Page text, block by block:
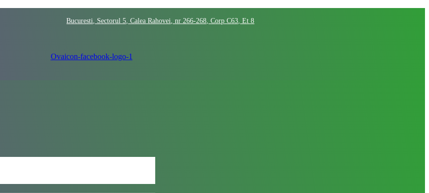
Bucuresti, Sectorul 5, Calea Rahovei, nr 266-268, Corp C63, Et 8
Ovaicon-facebook-logo-1